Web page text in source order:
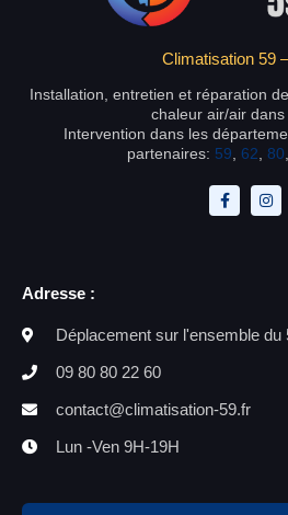
Climatisation 59
Installation, entretien et réparation
chaleur air/air dans
Intervention dans les
partenaires: 59 62 80
Adresse :
Déplacement sur l'ensemble du
09 80 80 22 60
contact@climatisation-59.fr
Lun -Ven 9H-19H